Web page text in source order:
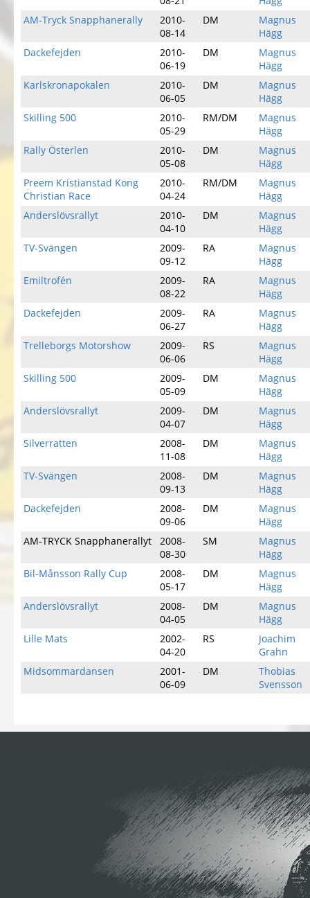
AM-Tryck Snapphanerally
2010-
08-14
DM
Magnus
Hägg
Dackefejden
2010-
06-19
DM
Magnus
Hägg
Karlskronapokalen
2010-
06-05
DM
Magnus
Hägg
Skilling 500
2010-
05-29
RM/DM
Magnus
Hägg
Rally Österlen
2010-
05-08
DM
Magnus
Hägg
Preem Kristianstad Kong
Christian Race
2010-
04-24
RM/DM
Magnus
Hägg
Anderslövsrallyt
2010-
04-10
DM
Magnus
Hägg
TV-Svängen
2009-
09-12
RA
Magnus
Hägg
Emiltrofén
2009-
08-22
RA
Magnus
Hägg
Dackefejden
2009-
06-27
RA
Magnus
Hägg
Trelleborgs Motorshow
2009-
06-06
RS
Magnus
Hägg
Skilling 500
2009-
05-09
DM
Magnus
Hägg
Anderslövsrallyt
2009-
04-07
DM
Magnus
Hägg
Silverratten
2008-
11-08
DM
Magnus
Hägg
TV-Svängen
2008-
09-13
DM
Magnus
Hägg
Dackefejden
2008-
09-06
DM
Magnus
Hägg
AM-TRYCK Snapphanerallyt
2008-
08-30
SM
Magnus
Hägg
Bil-Månsson Rally Cup
2008-
05-17
DM
Magnus
Hägg
Anderslövsrallyt
2008-
04-05
DM
Magnus
Hägg
Lille Mats
2002-
04-20
RS
Joachim
Grahn
Midsommardansen
2001-
06-09
DM
Thobias
Svensson